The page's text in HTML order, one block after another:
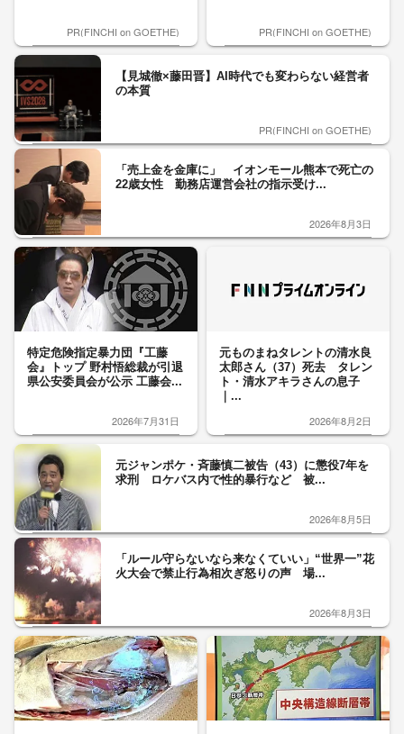
PR(FINCHI on GOETHE) PR(FINCHI on GOETHE)
【見城徹×藤田晋】AI時代でも変わらない経営者
の本質
PR(FINCHI on GOETHE)
「売上金を金庫に」 イオンモール熊本で死亡の
22歳女性 勤務店運営会社の指示受け...
2026年8月3日
特定危険指定暴力団『工藤
会』トップ 野村悟総裁が引退
県公安委員会が公示 工藤会...
2026年7月31日
元ものまねタレントの清水良
太郎さん（37）死去 タレン
ト・清水アキラさんの息子
｜...
2026年8月2日
元ジャンポケ・斉藤慎二被告（43）に懲役7年を
求刑 ロケバス内で性的暴行など 被...
2026年8月5日
「ルール守らないなら来なくていい」“世界一”花
火大会で禁止行為相次ぎ怒りの声 場...
2026年8月3日